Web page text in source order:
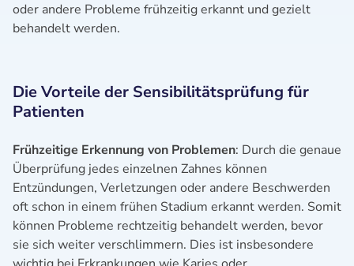
oder andere Probleme frühzeitig erkannt und gezielt
behandelt werden.
Die Vorteile der Sensibilitätsprüfung für
Patienten
Frühzeitige Erkennung von Problemen: Durch die genaue
Überprüfung jedes einzelnen Zahnes können
Entzündungen, Verletzungen oder andere Beschwerden
oft schon in einem frühen Stadium erkannt werden. Somit
können Probleme rechtzeitig behandelt werden, bevor
sie sich weiter verschlimmern. Dies ist insbesondere